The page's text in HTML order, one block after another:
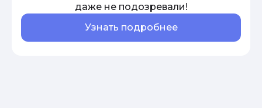
даже не подозревали!
Узнать подробнее